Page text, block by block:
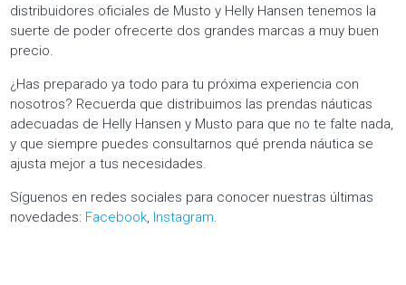
distribuidores oficiales de Musto y Helly Hansen tenemos la
suerte de poder ofrecerte dos grandes marcas a muy buen
precio.
¿Has preparado ya todo para tu próxima experiencia con
nosotros? Recuerda que distribuimos las prendas náuticas
adecuadas de Helly Hansen y Musto para que no te falte nada,
y que siempre puedes consultarnos qué prenda náutica se
ajusta mejor a tus necesidades.
Síguenos en redes sociales para conocer nuestras últimas
novedades: Facebook, Instagram.